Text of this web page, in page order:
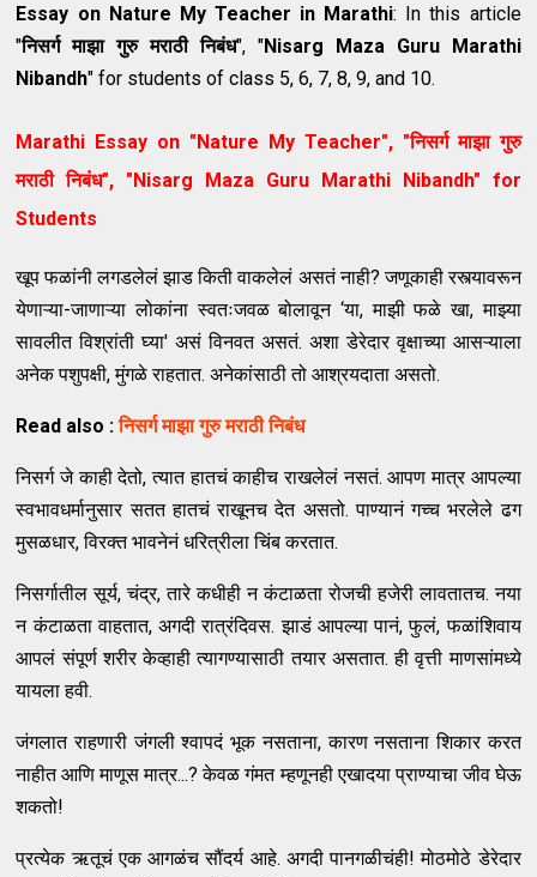
Essay on Nature My Teacher in Marathi: In this article
"निसर्ग माझा गुरु मराठी निबंध", "Nisarg Maza Guru Marathi
Nibandh" for students of class 5, 6, 7, 8, 9, and 10.
Marathi Essay on "Nature My Teacher", "निसर्ग माझा गुरु
मराठी निबंध", "Nisarg Maza Guru Marathi Nibandh" for
Students
खूप फळांनी लगडलेलं झाड किती वाकलेलं असतं नाही? जणूकाही रस्त्यावरून
येणाऱ्या-जाणाऱ्या लोकांना स्वतःजवळ बोलावून ‘या, माझी फळे खा, माझ्या
सावलीत विश्रांती घ्या' असं विनवत असतं. अशा डेरेदार वृक्षाच्या आसऱ्याला
अनेक पशुपक्षी, मुंगळे राहतात. अनेकांसाठी तो आश्रयदाता असतो.
Read also :निसर्ग माझा गुरु मराठी निबंध
निसर्ग जे काही देतो, त्यात हातचं काहीच राखलेलं नसतं. आपण मात्र आपल्या
स्वभावधर्मानुसार सतत हातचं राखूनच देत असतो. पाण्यानं गच्च भरलेले ढग
मुसळधार, विरक्त भावनेनं धरित्रीला चिंब करतात.
निसर्गातील सूर्य, चंद्र, तारे कधीही न कंटाळता रोजची हजेरी लावतातच. नया
न कंटाळता वाहतात, अगदी रात्रंदिवस. झाडं आपल्या पानं, फुलं, फळांशिवाय
आपलं संपूर्ण शरीर केव्हाही त्यागण्यासाठी तयार असतात. ही वृत्ती माणसांमध्ये
यायला हवी.
जंगलात राहणारी जंगली श्वापदं भूक नसताना, कारण नसताना शिकार करत
नाहीत आणि माणूस मात्र...? केवळ गंमत म्हणूनही एखादया प्राण्याचा जीव घेऊ
शकतो!
प्रत्येक ऋतूचं एक आगळंच सौंदर्य आहे. अगदी पानगळीचंही! मोठमोठे डेरेदार